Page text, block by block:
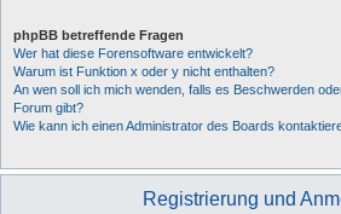
phpBB betreffende Fragen
Wer hat diese Forensoftware entwickelt?
Warum ist Funktion x oder y nicht enthalten?
An wen soll ich mich wenden, falls es Beschwerden
Forum gibt?
Wie kann ich einen Administrator des Boards
Registrierung und